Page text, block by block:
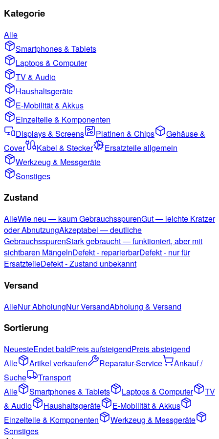
Kategorie
Alle
Smartphones & Tablets
Laptops & Computer
TV & Audio
Haushaltsgeräte
E-Mobilität & Akkus
Einzelteile & Komponenten
Displays & Screens
Platinen & Chips
Gehäuse &
Cover
Kabel & Stecker
Ersatzteile allgemein
Werkzeug & Messgeräte
Sonstiges
Zustand
AlleWie neu — kaum GebrauchsspurenGut — leichte Kratzer
oder AbnutzungAkzeptabel — deutliche
GebrauchsspurenStark gebraucht — funktioniert, aber mit
sichtbaren MängelnDefekt - reparierbarDefekt - nur für
ErsatzteileDefekt - Zustand unbekannt
Versand
AlleNur AbholungNur VersandAbholung & Versand
Sortierung
NeuesteEndet baldPreis aufsteigendPreis absteigend
Alle
Artikel verkaufen Reparatur-Service
Ankauf /
Suche
Transport
Alle
Smartphones & Tablets Laptops & Computer
TV
& Audio
Haushaltsgeräte
E-Mobilität & Akkus
Einzelteile & Komponenten
Werkzeug & Messgeräte
Sonstiges